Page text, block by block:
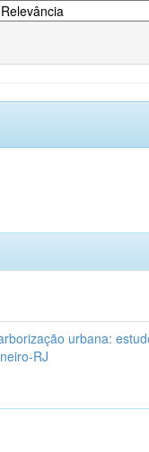
urbana:
RJ